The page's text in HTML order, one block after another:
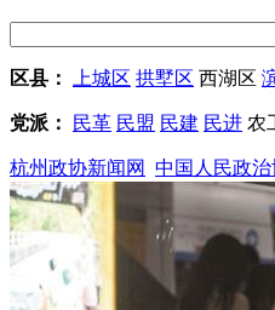
区县： 上城区 拱墅区 西湖区
党派： 民革 民盟 民建 民进 农
杭州政协新闻网 中国人民政